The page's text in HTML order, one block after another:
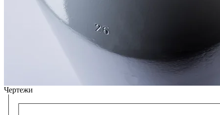
Чертежи